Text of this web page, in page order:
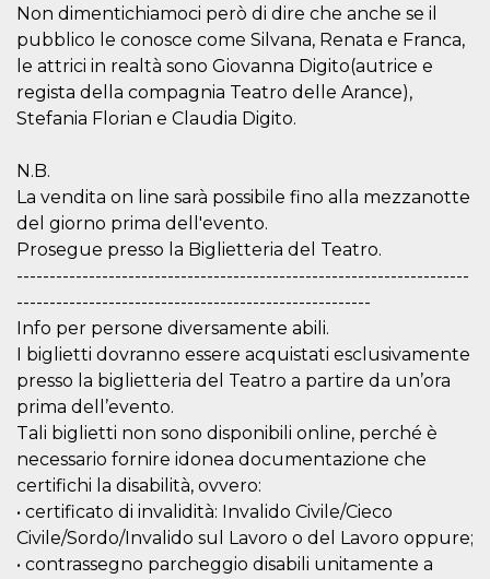
Non dimentichiamoci però di dire che anche se il
pubblico le conosce come Silvana, Renata e Franca,
le attrici in realtà sono Giovanna Digito(autrice e
regista della compagnia Teatro delle Arance),
Stefania Florian e Claudia Digito.
N.B.
La vendita on line sarà possibile fino alla mezzanotte
del giorno prima dell'evento.
Prosegue presso la Biglietteria del Teatro.
---------------------------------------------------------------------
------------------------------------------------------
Info per persone diversamente abili.
I biglietti dovranno essere acquistati esclusivamente
presso la biglietteria del Teatro a partire da un’ora
prima dell’evento.
Tali biglietti non sono disponibili online, perché è
necessario fornire idonea documentazione che
certifichi la disabilità, ovvero:
• certificato di invalidità: Invalido Civile/Cieco
Civile/Sordo/Invalido sul Lavoro o del Lavoro oppure;
• contrassegno parcheggio disabili unitamente a
ciascun
eliminato
molti siti
.facebook.com
settimana
della lingua
fr
Meta
Platform Inc.
.facebook.com
3 mesi
Contiene la
ID univoco
oo
Platform Inc.
5 anni
consente
all'utente di